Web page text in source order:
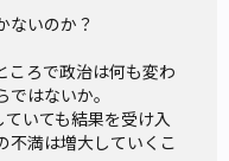
ないのか？
ころで政治は何も変わ
はないか。
いても結果を受け入
不満は増大していくこ